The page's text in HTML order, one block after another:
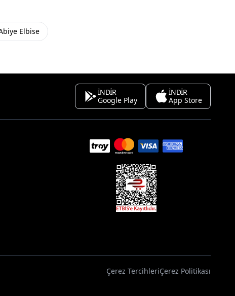
Elbise
İNDİR
Google Play
İNDİR
App Store
Çerez TercihleriÇerez Politikası